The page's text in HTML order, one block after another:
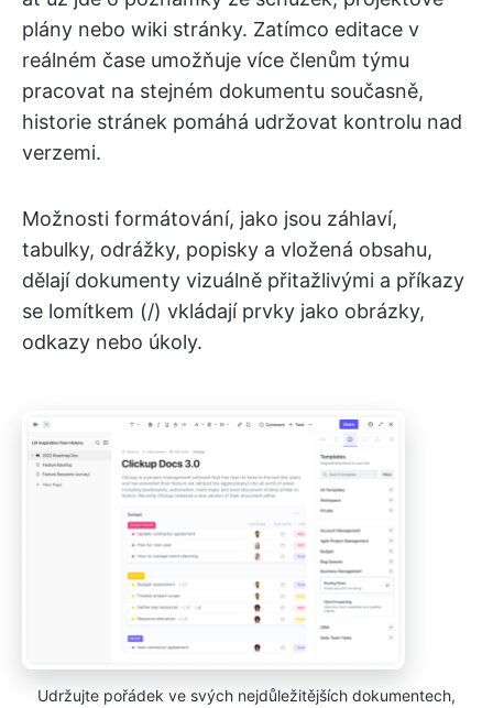
plány nebo wiki stránky. Zatímco editace v
reálném čase umožňuje více členům týmu
pracovat na stejném dokumentu současně,
historie stránek pomáhá udržovat kontrolu nad
verzemi.
Možnosti formátování, jako jsou záhlaví,
tabulky, odrážky, popisky a vložená obsahu,
dělají dokumenty vizuálně přitažlivými a příkazy
se lomítkem (/) vkládají prvky jako obrázky,
odkazy nebo úkoly.
Udržujte pořádek ve svých nejdůležitějších dokumentech,